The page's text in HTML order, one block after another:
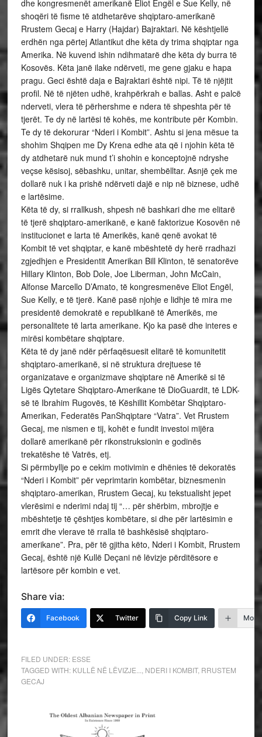
dhe kongresmenët amerikanë Eliot Engël e Sue Kelly, në
shoqëri të fisme të atdhetarëve shqiptaro-amerikanë
Rrustem Gecaj e Harry (Hajdar) Bajraktari. Në kështjellë
erdhën nga përtej Atlantikut dhe këta dy trima shqiptar nga
Amerika. Në kuvend ishin ndihmatarë dhe këta dy burra të
Kosovës. Këta janë ilake ndërveti, me gene gjaku e hapa
pragu. Geci është daja e Bajraktari është nipi. Të të njëjtit
profil. Në të njëten udhë, krahpërkrah e ballas. Asht e palcë
nderveti, vlera të përhershme e ndera të shpeshta për të
tjerët. Te dy në lartësi të kohës, me kontribute për Kombin.
Te dy të dekorurar “Nderi i Kombit”. Ashtu si jena mësue ta
shohim Shqipen me Dy Krena edhe ata që i njohin këta të
dy atdhetarë nuk mund t’i shohin e konceptojnë ndryshe
veçse kësisoj, sëbashku, unitar, shembëlltar. Asnjë çek me
dollarë nuk i ka prishë ndërveti dajë e nip në biznese, udhë
e lartësime.
Këta të dy, si rrallkush, shpesh në bashkari dhe me elitarë
të tjerë shqiptaro-amerikanë, e kanë faktorizue Kosovën në
institucionet e larta të Amerikës, kanë qenë avokat të
Kombit të vet shqiptar, e kanë mbështetë dy herë rradhazi
zgjedhjen e Presidentit Amerikan Bill Klinton, të senatorëve
Hillary Klinton, Bob Dole, Joe Liberman, John McCain,
Alfonse Marcello D’Amato, të kongresmenëve Eliot Engël,
Sue Kelly, e të tjerë. Kanë pasë njohje e lidhje të mira me
presidentë demokratë e republikanë të Amerikës, me
personalitete të larta amerikane. Kjo ka pasë dhe interes e
mirësi kombëtare shqiptare.
Këta të dy janë ndër përfaqësuesit elitarë të komunitetit
shqiptaro-amerikanë, si në struktura drejtuese të
organizatave e organizmave shqiptare në Amerikë si të
Ligës Qytetare Shqiptaro-Amerikane të DioGuardit, të LDK-
së të Ibrahim Rugovës, të Këshillit Kombëtar Shqiptaro-
Amerikan, Federatës PanShqiptare “Vatra”. Vet Rrustem
Gecaj, me nismen e tij, kohët e fundit investoi mijëra
dollarë amerikanë për rikonstruksionin e godinës
trekatëshe të Vatrës, etj.
Si përmbyllje po e cekim motivimin e dhënies të dekoratës
“Nderi i Kombit” për veprimtarin kombëtar, biznesmenin
shqiptaro-amerikan, Rrustem Gecaj, ku tekstualisht jepet
vlerësimi e nderimi ndaj tij “… për shërbim, mbrojtje e
mbështetje të çështjes kombëtare, si dhe për lartësimin e
emrit dhe vlerave të rralla të bashkësisë shqiptaro-
amerikane”. Pra, për të gjitha këto, Nderi i Kombit, Rrustem
Gecaj, është një Kullë Deçani në lëvizje përditësore e
lartësore për kombin e vet.
Share via:
Facebook Twitter Copy Link More
FILED UNDER: ESSE
TAGGED WITH: KULLË NË LËVIZJE... NDERI I KOMBIT, RRUSTEM
GECAJ